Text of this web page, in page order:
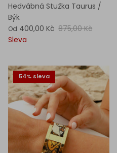
Hedvábná Stužka Taurus /
Býk
Od 400,00 Kč 875,00 Kč
Sleva
54% sleva